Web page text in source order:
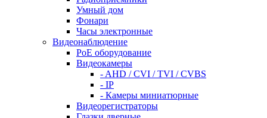
Умный дом
Фонари
Часы электронные
Видеонаблюдение
PoE оборудование
Видеокамеры
- AHD / CVI / TVI / CVBS
- IP
- Камеры миниатюрные
Видеорегистраторы